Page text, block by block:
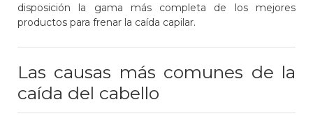
disposición la gama más completa de los mejores
productos para frenar la caída capilar.
Las causas más comunes de la
caída del cabello